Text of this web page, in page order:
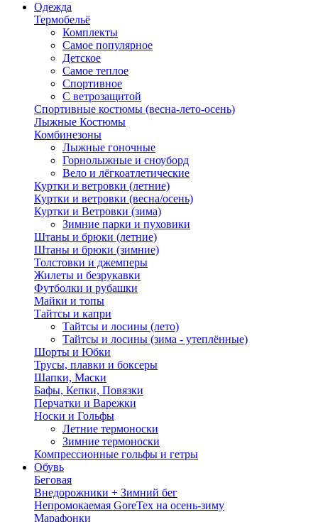
Одежда
Термобельё
Комплекты
Самое популярное
Детское
Самое теплое
Спортивное
С ветрозащитой
Спортивные костюмы (весна-лето-осень)
Лыжные Костюмы
Комбинезоны
Лыжные гоночные
Горнолыжные и сноуборд
Вело и лёгкоатлетические
Куртки и ветровки (летние)
Куртки и ветровки (весна/осень)
Куртки и Ветровки (зима)
Зимние парки и пуховики
Штаны и брюки (летние)
Штаны и брюки (зимние)
Толстовки и джемперы
Жилеты и безрукавки
Футболки и рубашки
Майки и топы
Тайтсы и капри
Тайтсы и лосины (лето)
Тайтсы и лосины (зима - утеплённые)
Шорты и Юбки
Трусы, плавки и боксеры
Шапки, Маски
Бафы, Кепки, Повязки
Перчатки и Варежки
Носки и Гольфы
Летние термоноски
Зимние термоноски
Компрессионные гольфы и гетры
Обувь
Беговая
Внедорожники + Зимний бег
Непромокаемая GoreTex на осень-зиму
Марафонки